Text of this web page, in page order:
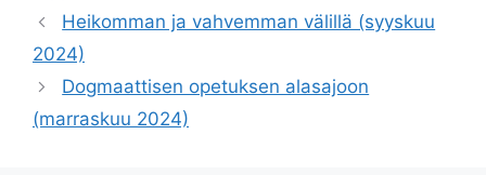
Heikomman ja vahvemman välillä (syyskuu
2024)
Dogmaattisen opetuksen alasajoon
(marraskuu 2024)